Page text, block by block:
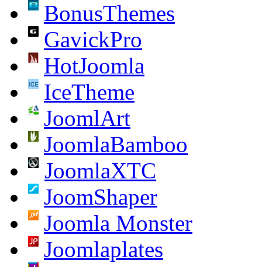
BonusThemes
GavickPro
HotJoomla
IceTheme
JoomlArt
JoomlaBamboo
JoomlaXTC
JoomShaper
Joomla Monster
Joomlaplates